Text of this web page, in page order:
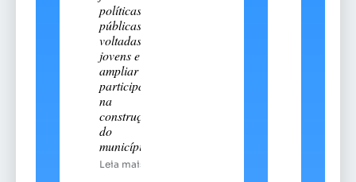
políticas
públicas
voltadas aos
jovens e
ampliar sua
participação
na
construção
do
município
Leia mais